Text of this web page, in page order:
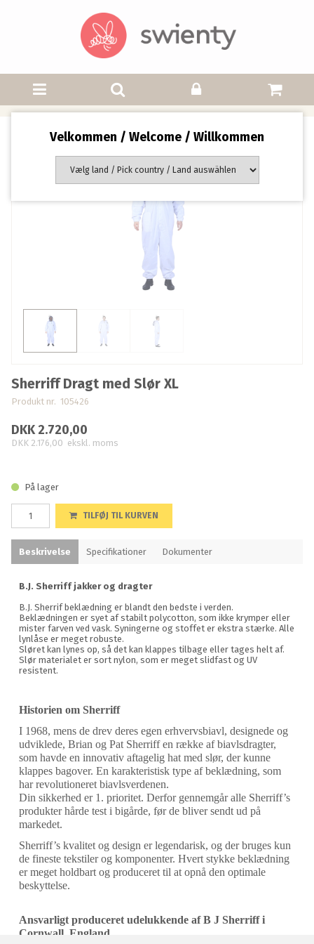
Velkommen / Welcome / Willkommen
Sherriff Dragt med Slør XL
Produkt nr. 105426
DKK 2.720,00
DKK 2.176,00 ekskl. moms
På lager
TILFØJ TIL KURVEN
Beskrivelse Specifikationer Dokumenter
B.J. Sherriff jakker og dragter
B.J. Sherrif beklædning er blandt den bedste i verden.
Beklædningen er syet af stabilt polycotton, som ikke krymper eller
mister farven ved vask. Syningerne og stoffet er ekstra stærke. Alle
lynlåse er meget robuste.
Sløret kan lynes op, så det kan klappes tilbage eller tages helt af.
Slør materialet er sort nylon, som er meget slidfast og UV
resistent.
Historien om Sherriff
I 1968, mens de drev deres egen erhvervsbiavl, designede og
udviklede, Brian og Pat Sherriff en række af biavlsdragter,
som havde en innovativ aftagelig hat med slør, der kunne
klappes bagover. En karakteristisk type af beklædning, som
har revolutioneret biavlsverdenen.
Din sikkerhed er 1. prioritet. Derfor gennemgår alle Sherriff’s
produkter hårde test i bigårde, før de bliver sendt ud på
markedet.
Sherriff’s kvalitet og design er legendarisk, og der bruges kun
de fineste tekstiler og komponenter. Hvert stykke beklædning
er meget holdbart og produceret til at opnå den optimale
beskyttelse.
Ansvarligt produceret udelukkende af B J Sherriff i
Cornwall, England.